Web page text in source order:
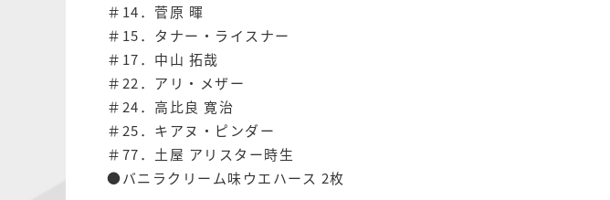
＃14．菅原 暉
＃15．タナー・ライスナー
＃17．中山 拓哉
＃22．アリ・メザー
＃24．高比良 寛治
＃25．キアヌ・ピンダー
＃77．土屋 アリスター時生
●バニラクリーム味ウエハース 2枚